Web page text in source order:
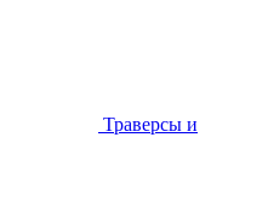
Траверсы и